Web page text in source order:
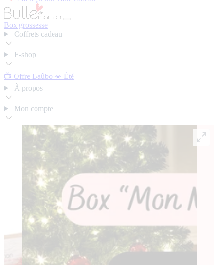
Box grossesse
Coffrets cadeau
E-shop
📺 Offre Baûbo ☀️ Été
À propos
Mon compte